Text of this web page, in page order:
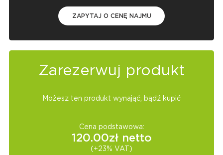
ZAPYTAJ O CENĘ NAJMU
Zarezerwuj produkt
Możesz ten produkt wynająć, bądź kupić
Cena podstawowa:
120.00zł netto
(+23% VAT)